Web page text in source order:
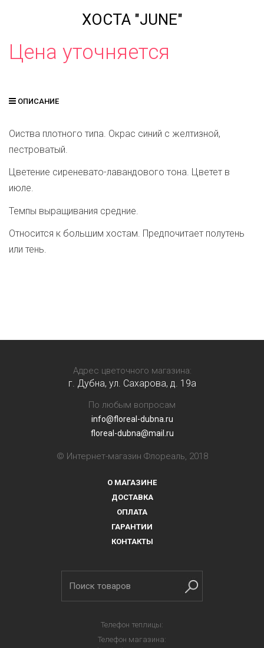
ХОСТА "JUNE"
Цена уточняется
ОПИСАНИЕ
Оиства плотного типа. Окрас синий с желтизной,
пестроватый.
Цветение сиреневато-лавандового тона. Цветет в
июле.
Темпы выращивания средние.
Относится к большим хостам. Предпочитает полутень
или тень.
Адрес цветочного магазина:
г. Дубна, ул. Сахарова, д. 19a
По любым вопросам
info@floreal-dubna.ru
floreal-dubna@mail.ru
© Интернет-магазин Флореаль, 2018
О МАГАЗИНЕ
ДОСТАВКА
ОПЛАТА
ГАРАНТИИ
КОНТАКТЫ
Телефон теплицы:
Телефон магазина: